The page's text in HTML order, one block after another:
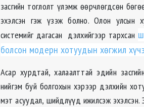
засгийн тоглолт үлэмж өөрчлөгдсөн
эхэлсэн гэж үзэж болно. Олон улсын
системийг дагасан дэлхийгээр тархсан
болсон модерн хотуудын хөгжил
Асар хурдтай, халаалттай эдийн
нийгэм буй болгохын хэрээр дэлхийн
мэт асуудал, шийдлүүд ижилсэж эхэлсэн.